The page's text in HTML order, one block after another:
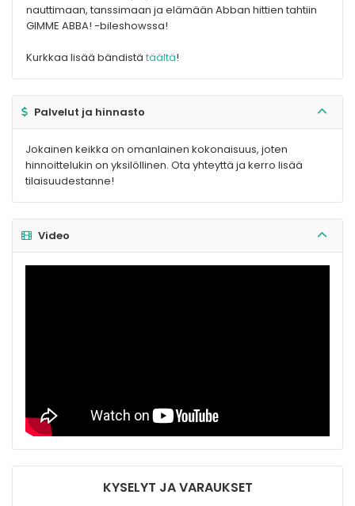
nauttimaan, tanssimaan ja elämään Abban hittien tahtiin
GIMME ABBA! -bileshowssa!
Kurkkaa lisää bändistätäältä!
Palvelut ja hinnasto
Jokainen keikka on omanlainen kokonaisuus, joten
hinnoittelukin on yksilöllinen. Ota yhteyttä ja kerro lisää
tilaisuudestanne!
Video
KYSELYT JA VARAUKSET